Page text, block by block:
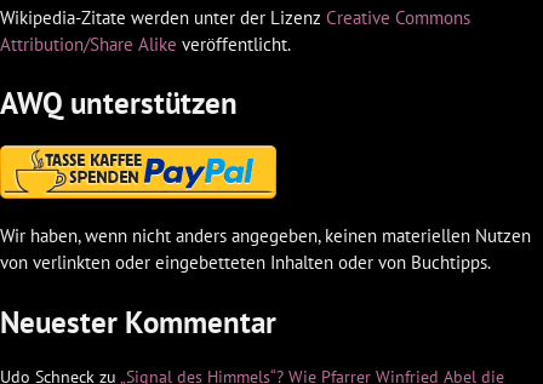
Wikipedia-Zitate werden unter der Lizenz Creative Commons
Attribution/Share Alike veröffentlicht.
AWQ unterstützen
Wir haben, wenn nicht anders angegeben, keinen materiellen Nutzen
von verlinkten oder eingebetteten Inhalten oder von Buchtipps.
Neuester Kommentar
Udo Schneck zu „Signal des Himmels“? Wie Pfarrer Winfried Abel die